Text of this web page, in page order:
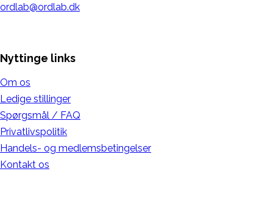
ordlab@ordlab.dk
Nyttinge links
Om os
Ledige stillinger
Spørgsmål / FAQ
Privatlivspolitik
Handels- og medlemsbetingelser
Kontakt os